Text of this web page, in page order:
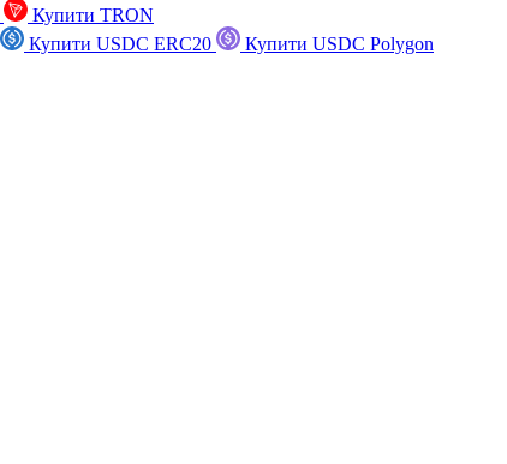
Купити TRON
Купити USDC ERC20
Купити USDC Polygon